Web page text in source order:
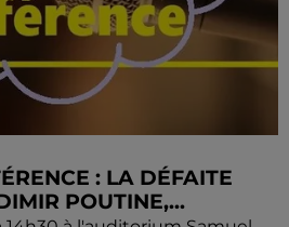
: LA DÉFAITE
POUTINE,...